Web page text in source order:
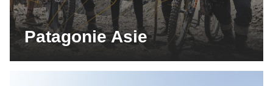
Patagonie Asie